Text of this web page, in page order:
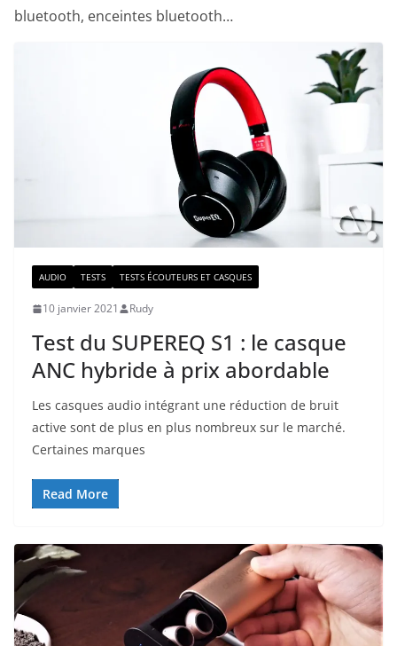
bluetooth, enceintes bluetooth…
AUDIO TESTS TESTS ÉCOUTEURS ET CASQUES
10 janvier 2021 Rudy
Test du SUPEREQ S1 : le casque
ANC hybride à prix abordable
Les casques audio intégrant une réduction de bruit
active sont de plus en plus nombreux sur le marché.
Certaines marques
Read More